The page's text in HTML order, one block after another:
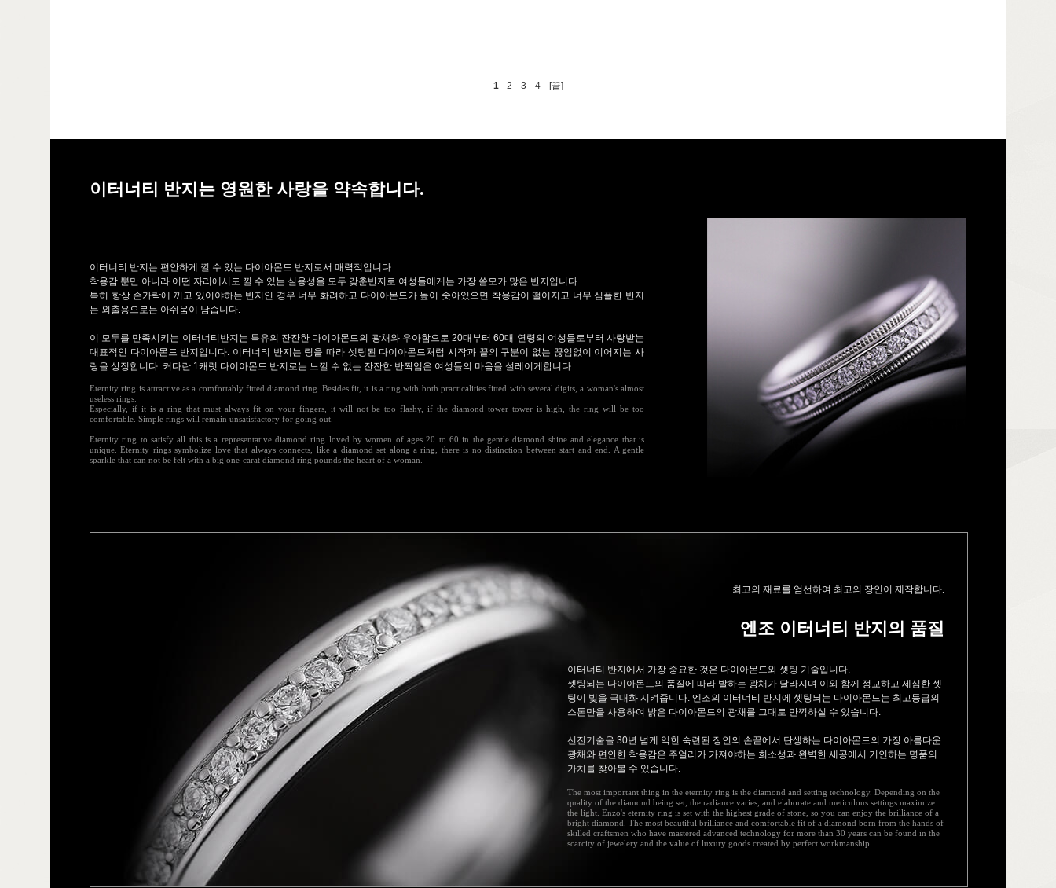
1 2 3 4 [끝]
이터너티 반지는 영원한 사랑을 약속합니다.
이터너티 반지는 편안하게 낄 수 있는 다이아몬드 반지로서 매력적입니다.
착용감 뿐만 아니라 어떤 자리에서도 낄 수 있는 실용성을 모두 갖춘반지로 여성들에게는 가장 쓸모가 많은 반지입니다.
특히 항상 손가락에 끼고 있어야하는 반지인 경우 너무 화려하고 다이아몬드가 높이 솟아있으면 착용감이 떨어지고 너무 심플한 반지
는 외출용으로는 아쉬움이 남습니다.
이 모두를 만족시키는 이터너티반지는 특유의 잔잔한 다이아몬드의 광채와 우아함으로 20대부터 60대 연령의 여성들로부터 사랑받는
대표적인 다이아몬드 반지입니다. 이터너티 반지는 링을 따라 셋팅된 다이아몬드처럼 시작과 끝의 구분이 없는 끊임없이 이어지는 사
랑을 상징합니다. 커다란 1캐럿 다이아몬드 반지로는 느낄 수 없는 잔잔한 반짝임은 여성들의 마음을 설레이게합니다.
Eternity ring is attractive as a comfortably fitted diamond ring. Besides fit, it is a ring with both practicalities fitted with several digits, a woman's almost
useless rings.
Especially, if it is a ring that must always fit on your fingers, it will not be too flashy, if the diamond tower tower is high, the ring will be too
comfortable. Simple rings will remain unsatisfactory for going out.
Eternity ring to satisfy all this is a representative diamond ring loved by women of ages 20 to 60 in the gentle diamond shine and elegance that is
unique. Eternity rings symbolize love that always connects, like a diamond set along a ring, there is no distinction between start and end. A gentle
sparkle that can not be felt with a big one-carat diamond ring pounds the heart of a woman.
최고의 재료를 엄선하여 최고의 장인이 제작합니다.
엔조 이터너티 반지의 품질
이터너티 반지에서 가장 중요한 것은 다이아몬드와 셋팅 기술입니다.
셋팅되는 다이아몬드의 품질에 따라 발하는 광채가 달라지며 이와 함께 정교하고 세심한 셋
팅이 빛을 극대화 시켜줍니다. 엔조의 이터너티 반지에 셋팅되는 다이아몬드는 최고등급의
스톤만을 사용하여 밝은 다이아몬드의 광채를 그대로 만끽하실 수 있습니다.
선진기술을 30년 넘게 익힌 숙련된 장인의 손끝에서 탄생하는 다이아몬드의 가장 아름다운
광채와 편안한 착용감은 주얼리가 가져야하는 희소성과 완벽한 세공에서 기인하는 명품의
가치를 찾아볼 수 있습니다.
The most important thing in the eternity ring is the diamond and setting technology. Depending on the
quality of the diamond being set, the radiance varies, and elaborate and meticulous settings maximize
the light. Enzo's eternity ring is set with the highest grade of stone, so you can enjoy the brilliance of a
bright diamond. The most beautiful brilliance and comfortable fit of a diamond born from the hands of
skilled craftsmen who have mastered advanced technology for more than 30 years can be found in the
scarcity of jewelery and the value of luxury goods created by perfect workmanship.